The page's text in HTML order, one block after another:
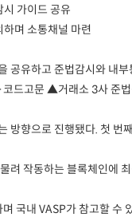
가이드 공유
며 소통채널 마련
공유하고 준법감시와 내
고문 ▲거래소 3사 준
향으로 진행됐다. 첫
작동하는 블록체인에
국내 VASP가 참고할